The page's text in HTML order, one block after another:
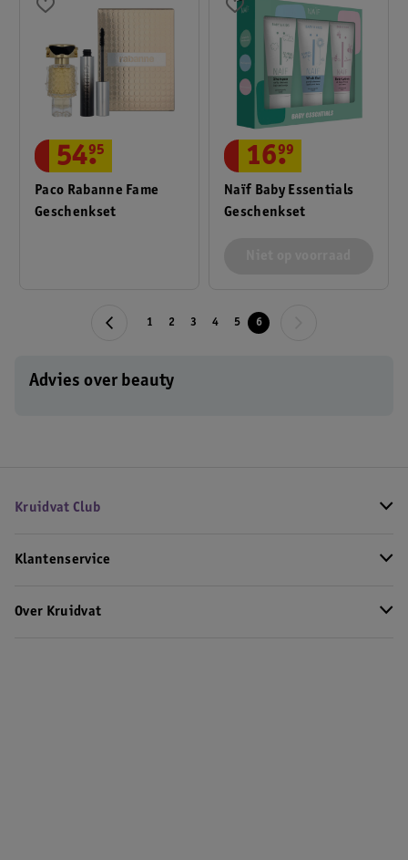
Paco Rabanne Fame
Geschenkset
54.
95
Naïf Baby Essentials
Geschenkset
16.
99
1 2 3 4 5 6
Advies over beauty
Kruidvat Club
Klantenservice
Over Kruidvat